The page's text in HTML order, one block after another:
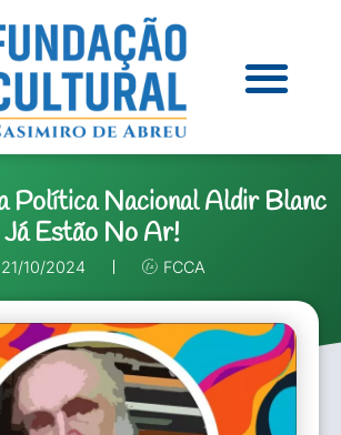
Política Nacional Aldir Blanc
Já Estão No Ar!
21/10/2024 FCCA